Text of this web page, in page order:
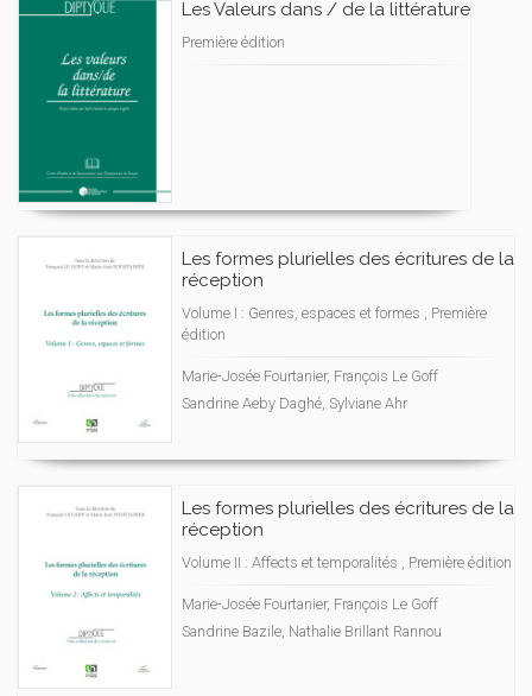
Les Valeurs dans / de la littérature
Première édition
Les formes plurielles des écritures de la
réception
Volume I : Genres, espaces et formes , Première
édition
Marie-Josée Fourtanier, François Le Goff
Sandrine Aeby Daghé, Sylviane Ahr
Les formes plurielles des écritures de la
réception
Volume II : Affects et temporalités , Première édition
Marie-Josée Fourtanier, François Le Goff
Sandrine Bazile, Nathalie Brillant Rannou